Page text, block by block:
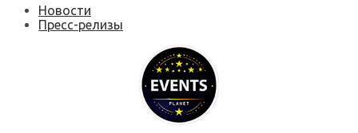
Новости
Пресс-релизы